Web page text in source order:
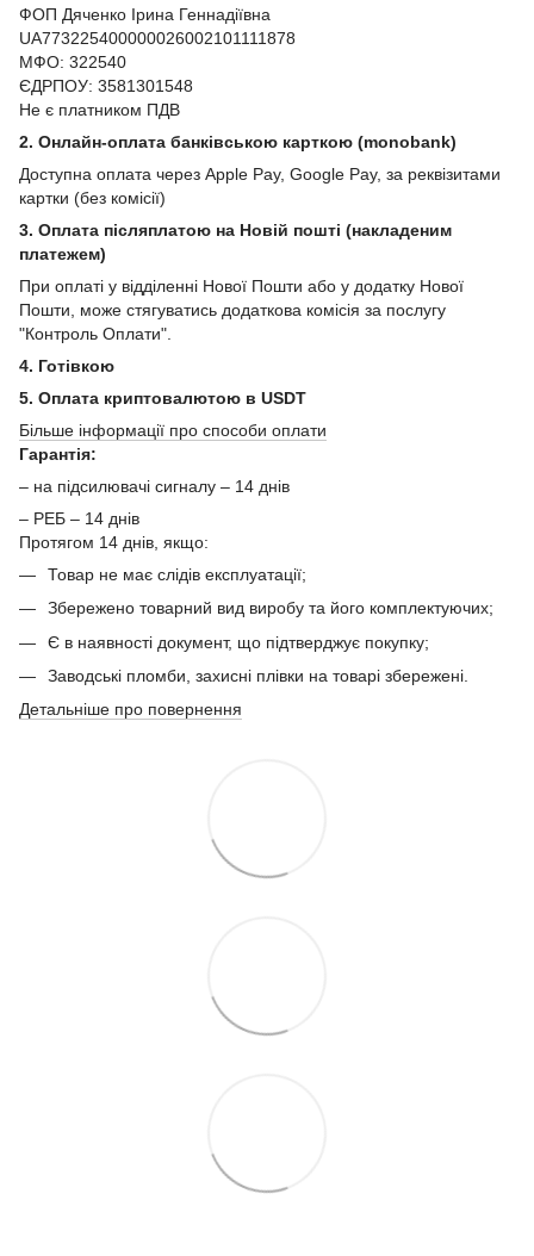
ФОП Дяченко Ірина Геннадіївна
UA773225400000026002101111878
МФО: 322540
ЄДРПОУ: 3581301548
Не є платником ПДВ
2. Онлайн-оплата банківською карткою (monobank)
Доступна оплата через Apple Pay, Google Pay, за реквізитами
картки (без комісії)
3. Оплата післяплатою на Новій пошті (накладеним
платежем)
При оплаті у відділенні Нової Пошти або у додатку Нової
Пошти, може стягуватись додаткова комісія за послугу
"Контроль Оплати".
4. Готівкою
5. Оплата криптовалютою в USDT
Більше інформації про способи оплати
Гарантія:
– на підсилювачі сигналу – 14 днів
– РЕБ – 14 днів
Протягом 14 днів, якщо:
Товар не має слідів експлуатації;
Збережено товарний вид виробу та його комплектуючих;
Є в наявності документ, що підтверджує покупку;
Заводські пломби, захисні плівки на товарі збережені.
Детальніше про повернення